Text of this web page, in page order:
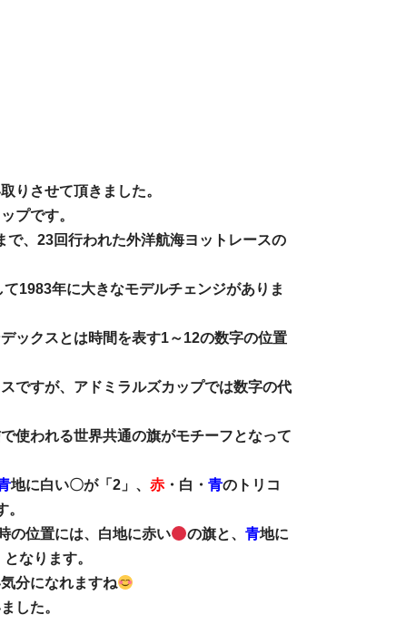
りさせて頂きました。
プです。
で、23回行われた外洋航海ヨットレースの
1983年に大きなモデルチェンジがありま
ックスとは時間を表す1～12の数字の位置
ですが、アドミラルズカップでは数字の代
使われる世界共通の旗がモチーフとなって
地に白い〇が「2」、赤 ・白・青のトリコ
の位置には、白地に赤い
の旗と、青地に
なります。
分になれますね
した。